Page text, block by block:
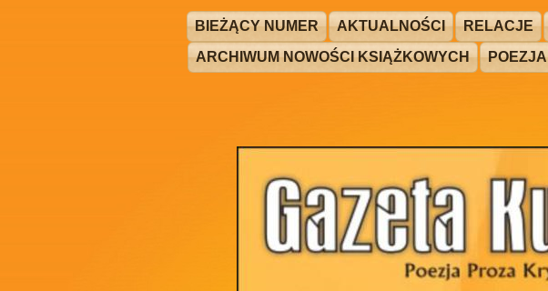
BIEŻĄCY NUMER AKTUALNOŚCI RELACJE
ARCHIWUM NOWOŚCI KSIĄŻKOWYCH
POEZJA